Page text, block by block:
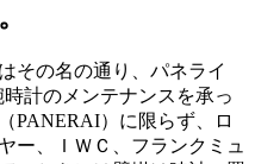
その名の通り、パネライ
計のメンテナンスを承っ
PANERAI）に限らず、ロ
ー、ＩＷＣ、フランクミュ